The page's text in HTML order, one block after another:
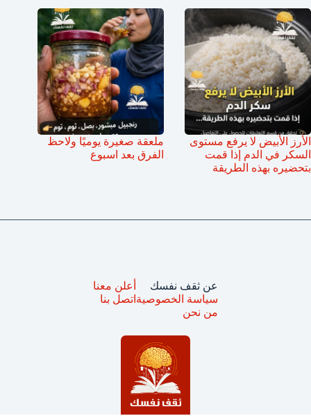
الأرز الأبيض لا يرفع مستوى
السكر في الدم إذا قمت
بتحضيره بهذه الطريقة
ملعقة صغيرة يوميًا ولاحظ
الفرق بعد اسبوع
عن ثقف نفسك
سياسة الخصوصية
من نحن
أعلن معنا
اتصل بنا